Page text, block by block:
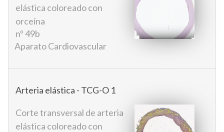
elástica coloreado con
orceína
nº 49b
Aparato Cardiovascular
Arteria elástica - TCG-O 1
Corte transversal de arteria
elástica coloreado con